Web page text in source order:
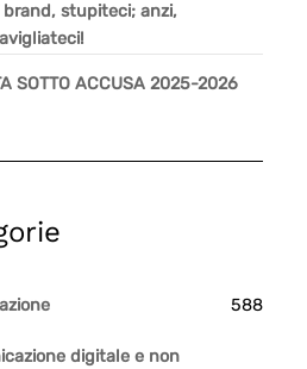
brand, stupiteci; anzi,
SOTTO ACCUSA 2025-2026
588
digitale e non